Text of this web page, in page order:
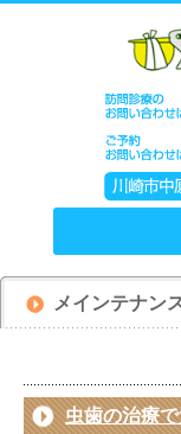
メインテナン
虫歯の治療で